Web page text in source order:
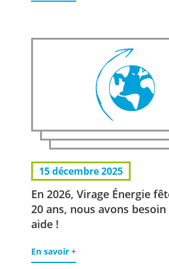
15 décembre 2025
En 2026, Virage Énergie
20 ans, nous avons
aide !
En savoir +